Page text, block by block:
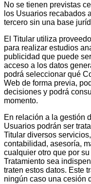
No se tienen previstas
los Usuarios recabados
tercero sin una base
El Titular utiliza
para realizar estudios
publicidad que puede
acceso a los datos
podrá seleccionar qué
Web de forma previa,
decisiones y podrá
momento.
En relación a la gestión
Usuarios podrán ser
Titular diversos
contabilidad, asesoría,
cualquier otro que por
Tratamiento sea
traten estos datos. Este
ningún caso una cesión